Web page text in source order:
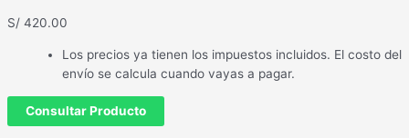
S/ 420.00
Los precios ya tienen los impuestos incluidos. El costo del
envío se calcula cuando vayas a pagar.
Consultar Producto